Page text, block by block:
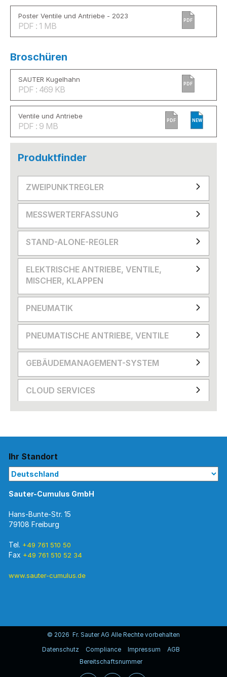
Poster Ventile und Antriebe - 2023
PDF : 1 MB
PDF
Broschüren
SAUTER Kugelhahn
PDF : 469 KB
PDF
Ventile und Antriebe
PDF : 9 MB
PDF NEW
Produktfinder
ZWEIPUNKTREGLER
MESSWERTERFASSUNG
STAND-ALONE-REGLER
ELEKTRISCHE ANTRIEBE, VENTILE,
MISCHER, KLAPPEN
PNEUMATIK
PNEUMATISCHE ANTRIEBE, VENTILE
GEBÄUDEMANAGEMENT-SYSTEM
CLOUD SERVICES
Ihr Standort
Sauter-Cumulus GmbH
Hans-Bunte-Str. 15
79108 Freiburg
Tel. +49 761 510 50
Fax +49 761 510 52 34
www.sauter-cumulus.de
© 2026 Fr. Sauter AG Alle Rechte vorbehalten
Datenschutz
Compliance Impressum
AGB
Bereitschaftsnummer